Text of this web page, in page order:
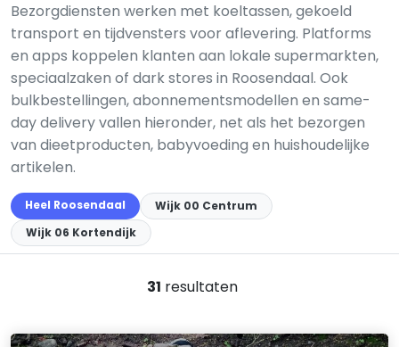
Bezorgdiensten werken met koeltassen, gekoeld
transport en tijdvensters voor aflevering. Platforms
en apps koppelen klanten aan lokale supermarkten,
speciaalzaken of dark stores in Roosendaal. Ook
bulkbestellingen, abonnementsmodellen en same-
day delivery vallen hieronder, net als het bezorgen
van dieetproducten, babyvoeding en huishoudelijke
artikelen.
Heel Roosendaal
Wijk 00 Centrum
Wijk 06 Kortendijk
31 resultaten